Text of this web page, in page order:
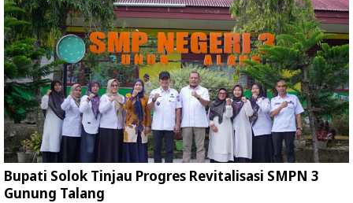
Bupati Solok Tinjau Progres Revitalisasi SMPN 3
Gunung Talang